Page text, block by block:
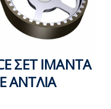
ΣΕΤ ΙΜΑΝΤΑ
ΑΝΤΛΙΑ